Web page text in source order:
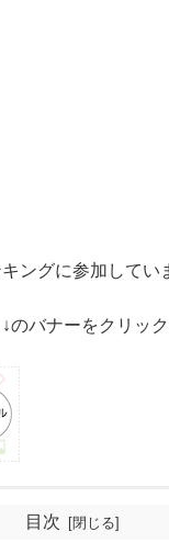
ングに参加してい
のバナーをクリック
目次